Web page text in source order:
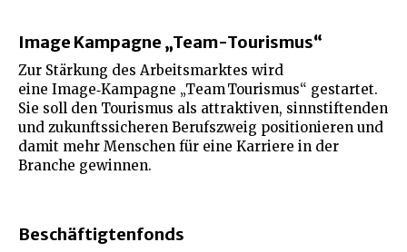
Image Kampagne „Team-Tourismus“
Zur Stärkung des Arbeitsmarktes wird
eine Image‑Kampagne „Team Tourismus“ gestartet.
Sie soll den Tourismus als attraktiven, sinnstiftenden
und zukunftssicheren Berufszweig positionieren und
damit mehr Menschen für eine Karriere in der
Branche gewinnen.
Beschäftigtenfonds